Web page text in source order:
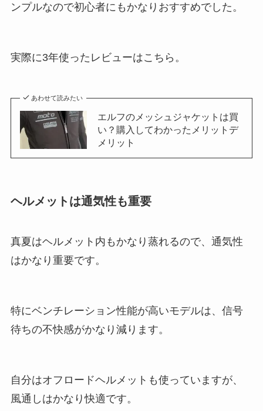
ンプルなので初心者にもかなりおすすめでした。
実際に3年使ったレビューはこちら。
あわせて読みたい
エルフのメッシュジャケットは買
い？購入してわかったメリットデ
メリット
ヘルメットは通気性も重要
真夏はヘルメット内もかなり蒸れるので、通気性
はかなり重要です。
特にベンチレーション性能が高いモデルは、信号
待ちの不快感がかなり減ります。
自分はオフロードヘルメットも使っていますが、
風通しはかなり快適です。